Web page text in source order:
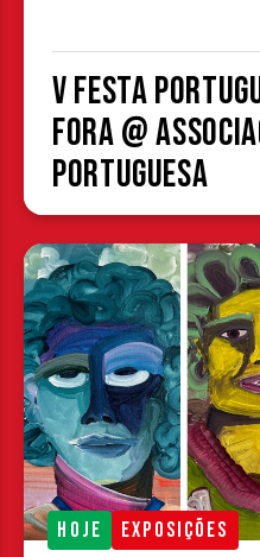
V Festa
Fora @
Portuguesa
HOJE EXPOSIÇÕES